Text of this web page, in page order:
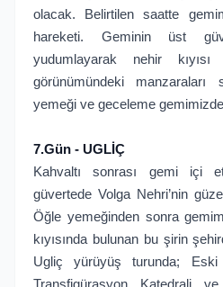
olacak. Belirtilen saatte
hareketi. Geminin üst
yudumlayarak nehir
görünümündeki manzaraları
yemeği ve geceleme
7.Gün - UGLİÇ
Kahvaltı sonrası gemi içi
güvertede Volga Nehri’nin
Öğle yemeğinden sonra
kıyısında bulunan bu şirin
Ugliç yürüyüş turunda; Eski
Transfigürasyon Katedrali